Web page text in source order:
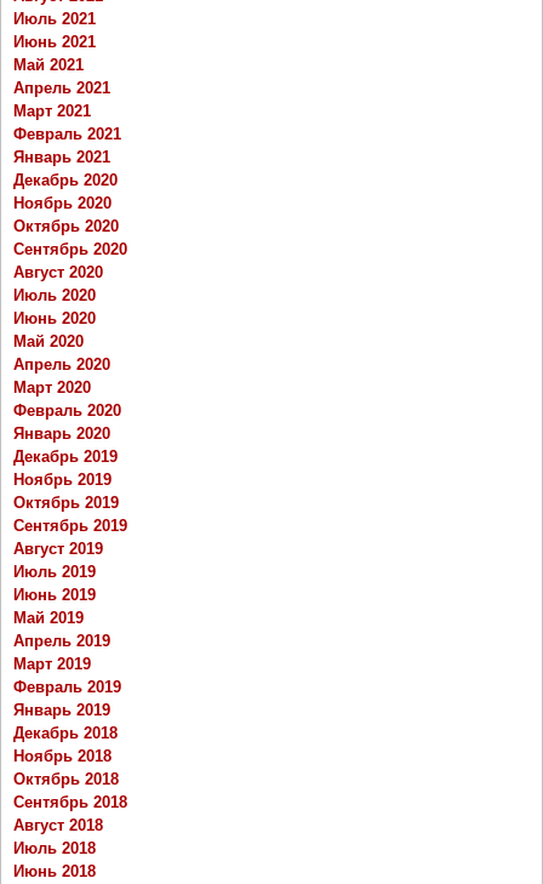
Июль 2021
Июнь 2021
Май 2021
Апрель 2021
Март 2021
Февраль 2021
Январь 2021
Декабрь 2020
Ноябрь 2020
Октябрь 2020
Сентябрь 2020
Август 2020
Июль 2020
Июнь 2020
Май 2020
Апрель 2020
Март 2020
Февраль 2020
Январь 2020
Декабрь 2019
Ноябрь 2019
Октябрь 2019
Сентябрь 2019
Август 2019
Июль 2019
Июнь 2019
Май 2019
Апрель 2019
Март 2019
Февраль 2019
Январь 2019
Декабрь 2018
Ноябрь 2018
Октябрь 2018
Сентябрь 2018
Август 2018
Июль 2018
Июнь 2018